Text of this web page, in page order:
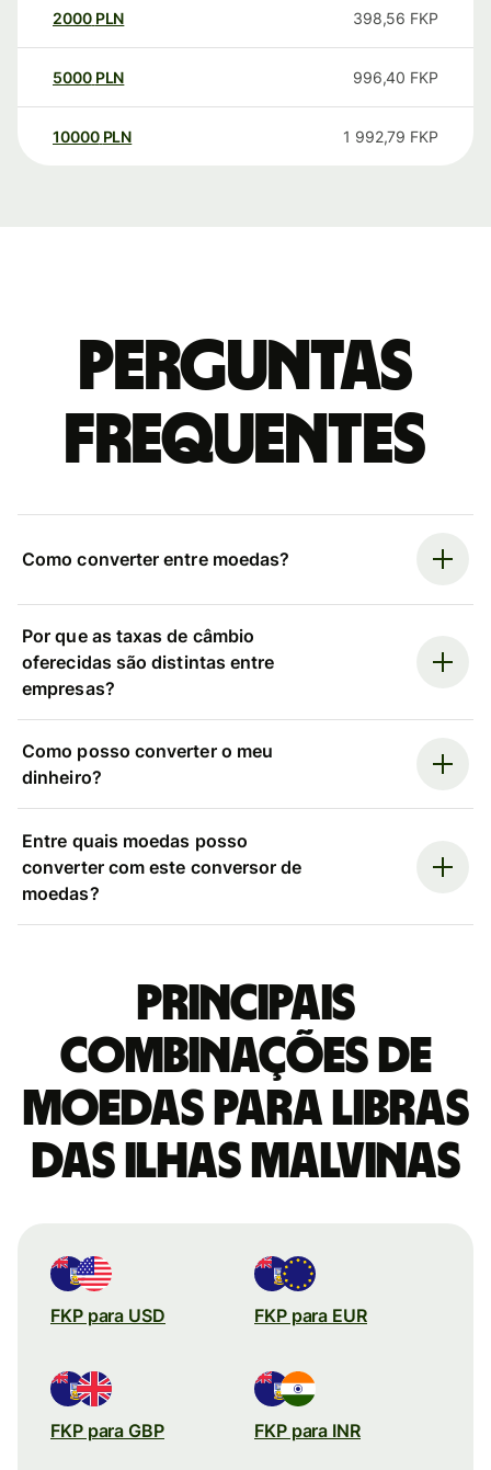
2000 PLN 398,56 FKP
5000 PLN 996,40 FKP
10000 PLN 1 992,79 FKP
Perguntas
frequentes
Como converter entre moedas?
Por que as taxas de câmbio
oferecidas são distintas entre
empresas?
Como posso converter o meu
dinheiro?
Entre quais moedas posso
converter com este conversor de
moedas?
Principais
combinações de
moedas para Libras
das ilhas Malvinas
FKP para USD FKP para EUR
FKP para GBP FKP para INR